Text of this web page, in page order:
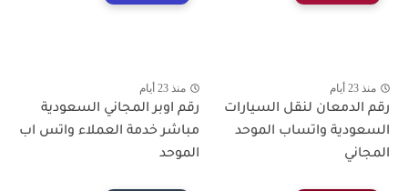
منذ 23 أيام
رقم الدمعان لنقل السيارات
السعودية واتساب الموحد
المجاني
منذ 23 أيام
رقم اوبر المجاني السعودية
مباشر خدمة العملاء واتس اب
الموحد